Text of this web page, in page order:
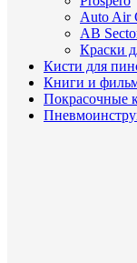
Auto Air
AB
Краски
Кисти для
Книги и
Покрасочные